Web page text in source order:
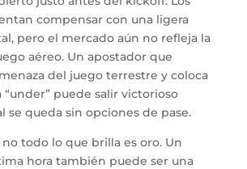
compensar con una ligera
pero el mercado aún no refleja la
aéreo. Un apostador que
del juego terrestre y coloca
“under” puede salir victorioso
se queda sin opciones de pase.
todo lo que brilla es oro. Un
hora también puede ser una